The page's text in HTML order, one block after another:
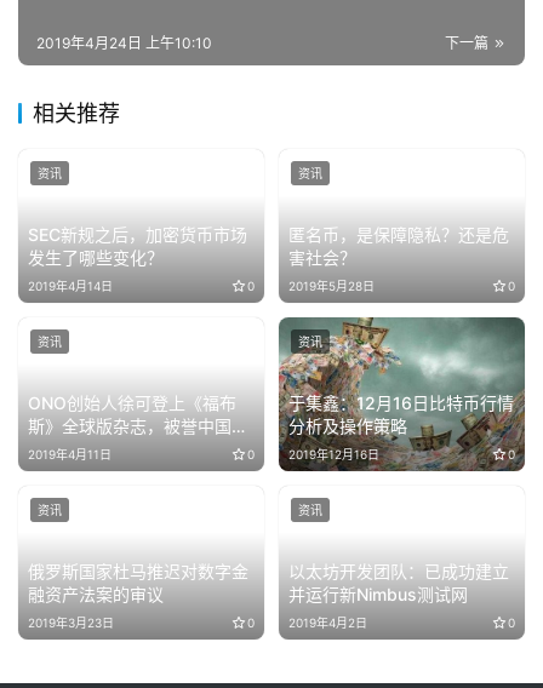
下一篇
2019年4月24日 上午10:10
相关推荐
SEC新规之后，加密货币市场
发生了哪些变化？
2019年4月14日 0
资讯
匿名币，是保障隐私？还是危
害社会？
2019年5月28日 0
资讯
ONO创始人徐可登上《福布
斯》全球版杂志，被誉中国区
块链女企业家第一人
2019年4月11日 0
资讯
于集鑫：12月16日比特币行情
分析及操作策略​
2019年12月16日 0
资讯
俄罗斯国家杜马推迟对数字金
融资产法案的审议
2019年3月23日 0
资讯
以太坊开发团队：已成功建立
并运行新Nimbus测试网
2019年4月2日 0
资讯